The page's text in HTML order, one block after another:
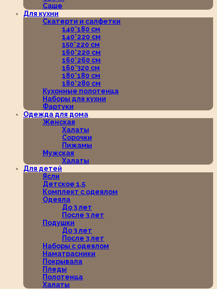
Саше
Для кухни
Скатерти и салфетки
140*180 см
140*220 см
150*220 см
160*220 см
160*260 см
160*320 см
180*180 см
180*280 см
Кухонные полотенца
Наборы для кухни
Фартуки
Одежда для дома
Женская
Халаты
Сорочки
Пижамы
Мужская
Халаты
Для детей
Ясли
Детское 1,5
Комплект с одеялом
Одеяла
До 3 лет
После 3 лет
Подушки
До 3 лет
После 3 лет
Наборы с одеялом
Наматрасники
Покрывала
Пледы
Полотенца
Халаты